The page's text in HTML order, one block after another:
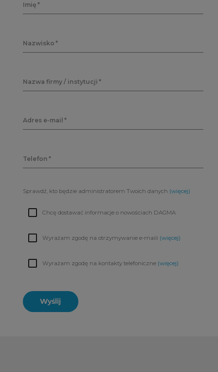
Imię
Nazwisko
Nazwa firmy / instytucji
Adres e-mail
Telefon
Sprawdź, kto będzie administratorem Twoich danych (więcej)
Chcę dostawać informacje o nowościach DAGMA
Wyrażam zgodę na otrzymywanie e-maili (więcej)
Wyrażam zgodę na kontakty telefoniczne (więcej)
Wyślij